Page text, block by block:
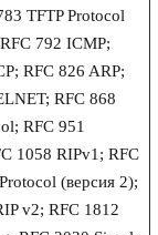
TFTP Protocol
792 ICMP;
RFC 826 ARP;
RFC 868
RFC 951
1058 RIPv1; RFC
(версия 2);
v2; RFC 1812